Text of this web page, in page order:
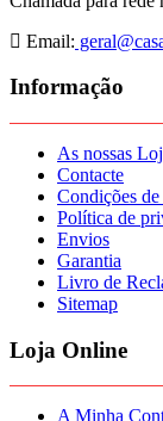
Email:
Informação
As nossas
Contacte
Condições
Política de
Envios
Garantia
Livro de
Sitemap
Loja Online
A Minha